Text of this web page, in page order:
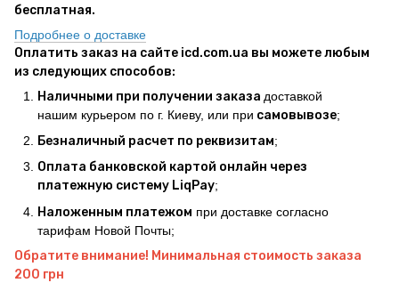
бесплатная.
Подробнее о доставке
Оплатить заказ на сайте icd.com.ua вы можете любым
из следующих способов:
Наличными при получении заказа доставкой
нашим курьером по г. Киеву, или при самовывозе;
Безналичный расчет по реквизитам;
Оплата банковской картой онлайн через
платежную систему LiqPay;
Наложенным платежом при доставке согласно
тарифам Новой Почты;
Обратите внимание! Минимальная стоимость заказа
200 грн